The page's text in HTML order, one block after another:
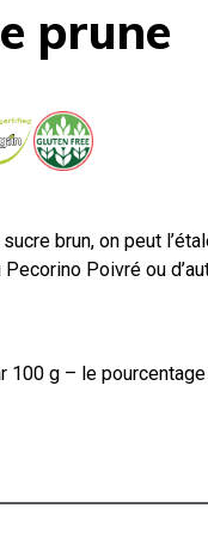
prune
brun, on peut
Poivré ou
100 g – le